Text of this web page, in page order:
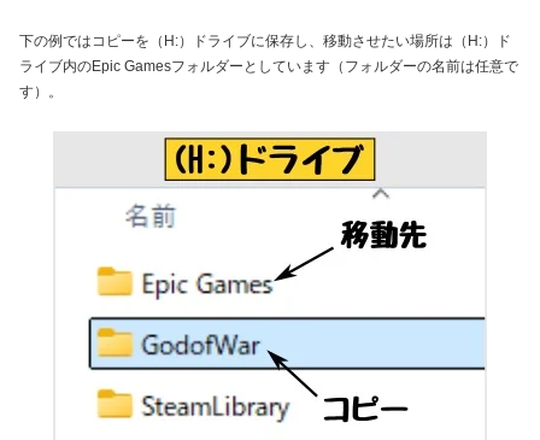
下の例ではコピーを（H:）ドライブに保存し、移動させたい場所は（H:）ド
ライブ内のEpic Gamesフォルダーとしています（フォルダーの名前は任意で
す）。